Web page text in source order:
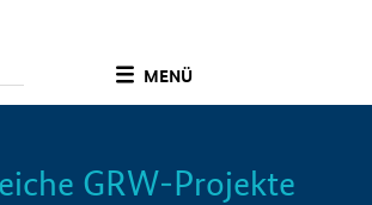
MENÜ
Info
GRW-Projekte